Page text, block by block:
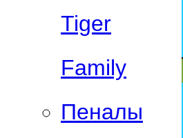
Tiger
Family
Пеналы